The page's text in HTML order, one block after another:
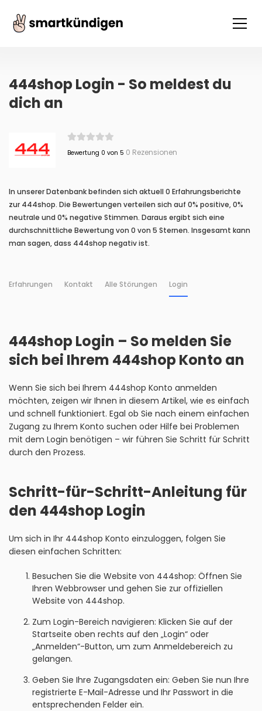
444shop Login - So meldest du
dich an
Bewertung 0 von 5 0 Rezensionen
In unserer Datenbank befinden sich aktuell 0 Erfahrungsberichte
zur 444shop. Die Bewertungen verteilen sich auf 0% positive, 0%
neutrale und 0% negative Stimmen. Daraus ergibt sich eine
durchschnittliche Bewertung von 0 von 5 Sternen. Insgesamt kann
man sagen, dass 444shop negativ ist.
Erfahrungen Kontakt Alle Störungen Login
444shop Login – So melden Sie
sich bei Ihrem 444shop Konto an
Wenn Sie sich bei Ihrem 444shop Konto anmelden
möchten, zeigen wir Ihnen in diesem Artikel, wie es einfach
und schnell funktioniert. Egal ob Sie nach einem einfachen
Zugang zu Ihrem Konto suchen oder Hilfe bei Problemen
mit dem Login benötigen – wir führen Sie Schritt für Schritt
durch den Prozess.
Schritt-für-Schritt-Anleitung für
den 444shop Login
Um sich in Ihr 444shop Konto einzuloggen, folgen Sie
diesen einfachen Schritten:
Besuchen Sie die Website von 444shop: Öffnen Sie
Ihren Webbrowser und gehen Sie zur offiziellen
Website von 444shop.
Zum Login-Bereich navigieren: Klicken Sie auf der
Startseite oben rechts auf den „Login“ oder
„Anmelden“-Button, um zum Anmeldebereich zu
gelangen.
Geben Sie Ihre Zugangsdaten ein: Geben Sie nun Ihre
registrierte E-Mail-Adresse und Ihr Passwort in die
entsprechenden Felder ein.